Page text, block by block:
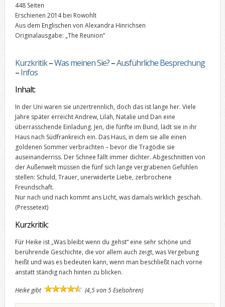
448 Seiten
Erschienen 2014 bei Rowohlt
Aus dem Englischen von Alexandra Hinrichsen
Originalausgabe: „The Reunion”
Kurzkritik–Was meinen Sie?–Ausführliche Besprechung
–Infos
Inhalt:
In der Uni waren sie unzertrennlich, doch das ist lange her. Viele
Jahre später erreicht Andrew, Lilah, Natalie und Dan eine
überrasschende Einladung. Jen, die fünfte im Bund, lädt sie in ihr
Haus nach Südfrankreich ein. Das Haus, in dem sie alle einen
goldenen Sommer verbrachten – bevor die Tragödie sie
auseinanderriss. Der Schnee fällt immer dichter. Abgeschnitten von
der Außenwelt müssen die fünf sich lange vergrabenen Gefühlen
stellen: Schuld, Trauer, unerwiderte Liebe, zerbrochene
Freundschaft.
Nur nach und nach kommt ans Licht, was damals wirklich geschah.
(Pressetext)
Kurzkritik:
Für Heike ist „Was bleibt wenn du gehst“ eine sehr schöne und
berührende Geschichte, die vor allem auch zeigt, was Vergebung
heißt und was es bedeuten kann, wenn man beschließt nach vorne
anstatt ständig nach hinten zu blicken.
Heike gibt (4,5 von 5 Eselsohren)